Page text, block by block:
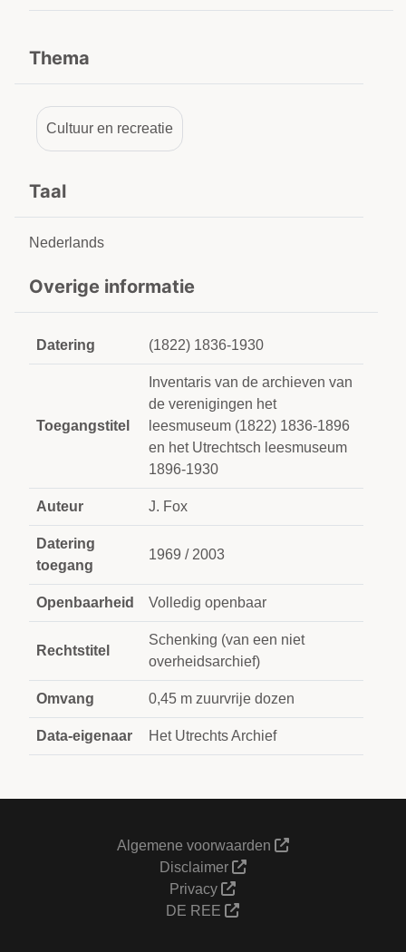
Thema
Cultuur en recreatie
Taal
Nederlands
Overige informatie
Datering (1822) 1836-1930
Toegangstitel
Inventaris van de archieven van
de verenigingen het
leesmuseum (1822) 1836-1896
en het Utrechtsch leesmuseum
1896-1930
Auteur J. Fox
Datering
toegang
1969 / 2003
Openbaarheid Volledig openbaar
Rechtstitel
Schenking (van een niet
overheidsarchief)
Omvang 0,45 m zuurvrije dozen
Data-eigenaar Het Utrechts Archief
Algemene voorwaarden
Disclaimer
Privacy
DE REE